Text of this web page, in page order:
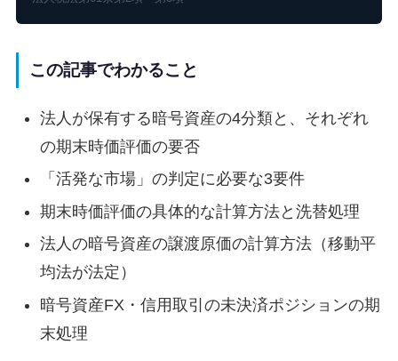
この記事でわかること
法人が保有する暗号資産の4分類と、それぞれ
の期末時価評価の要否
「活発な市場」の判定に必要な3要件
期末時価評価の具体的な計算方法と洗替処理
法人の暗号資産の譲渡原価の計算方法（移動平
均法が法定）
暗号資産FX・信用取引の未決済ポジションの期
末処理